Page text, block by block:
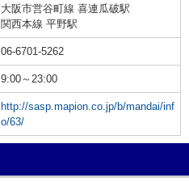
大阪市営谷町線 喜連瓜破駅
関西本線 平野駅
06-6701-5262
9:00～23:00
http://sasp.mapion.co.jp/b/mandai/inf
o/63/